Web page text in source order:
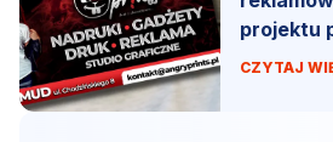
projektu
CZYTAJ